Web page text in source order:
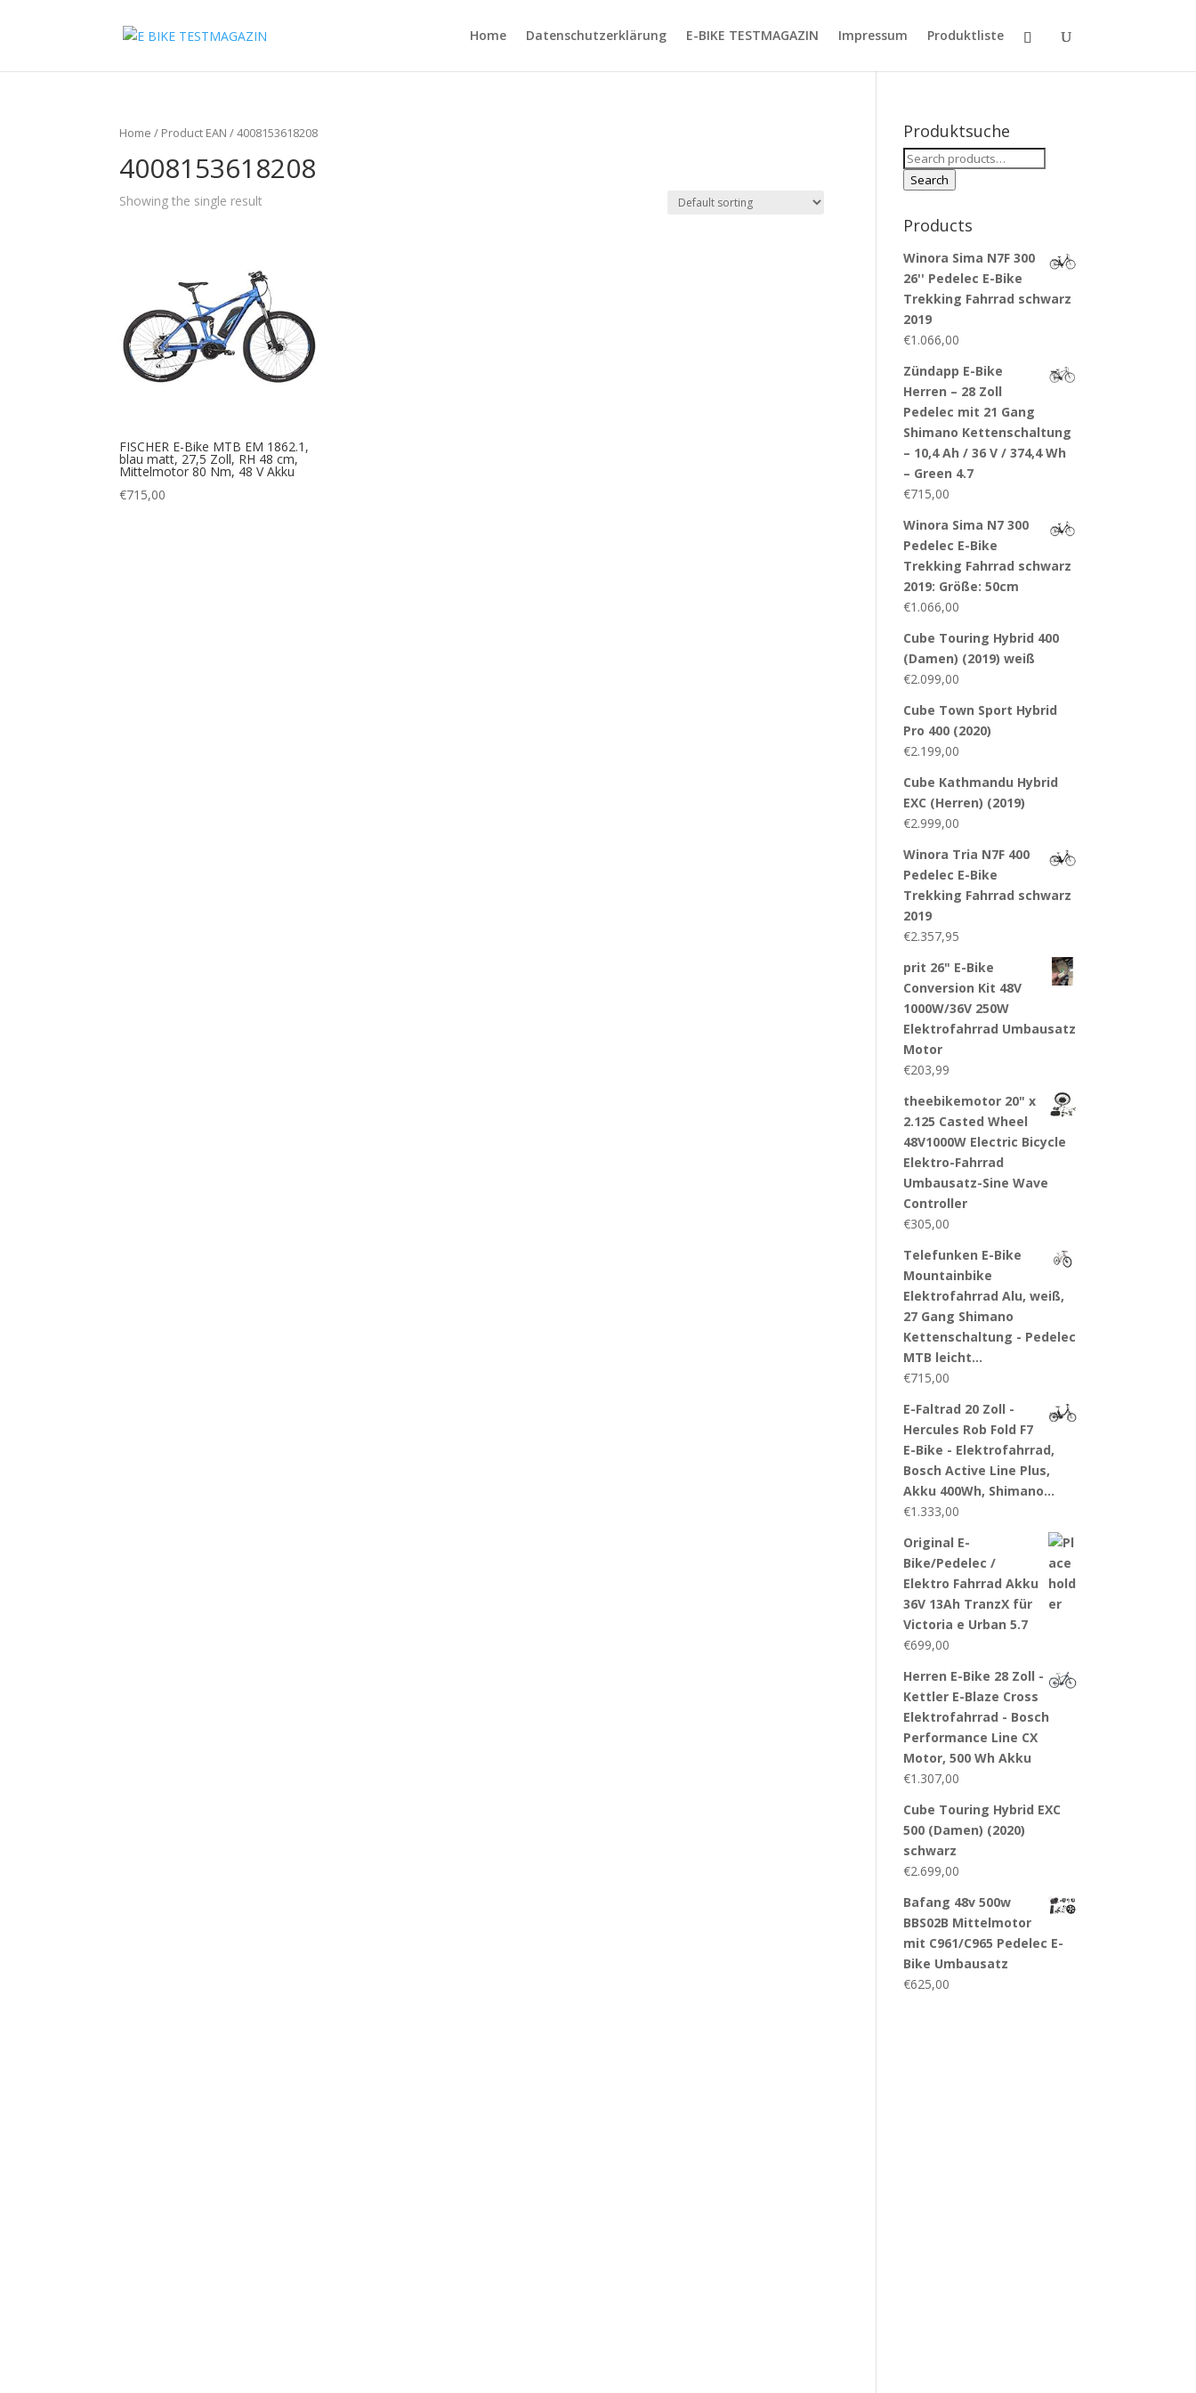
Home Datenschutzerklärung E-BIKE TESTMAGAZIN Impressum Produktliste
Home / Product EAN / 4008153618208
4008153618208
Showing the single result
FISCHER E-Bike MTB EM 1862.1,
blau matt, 27,5 Zoll, RH 48 cm,
Mittelmotor 80 Nm, 48 V Akku
€715,00
Produktsuche
Search
for:
Search
Products
Winora Sima N7F 300
26'' Pedelec E-Bike
Trekking Fahrrad schwarz
2019
€1.066,00
Zündapp E-Bike
Herren – 28 Zoll
Pedelec mit 21 Gang
Shimano Kettenschaltung
– 10,4 Ah / 36 V / 374,4 Wh
– Green 4.7
€715,00
Winora Sima N7 300
Pedelec E-Bike
Trekking Fahrrad schwarz
2019: Größe: 50cm
€1.066,00
Cube Touring Hybrid 400
(Damen) (2019) weiß
€2.099,00
Cube Town Sport Hybrid
Pro 400 (2020)
€2.199,00
Cube Kathmandu Hybrid
EXC (Herren) (2019)
€2.999,00
Winora Tria N7F 400
Pedelec E-Bike
Trekking Fahrrad schwarz
2019
€2.357,95
prit 26" E-Bike
Conversion Kit 48V
1000W/36V 250W
Elektrofahrrad Umbausatz
Motor
€203,99
theebikemotor 20" x
2.125 Casted Wheel
48V1000W Electric Bicycle
Elektro-Fahrrad
Umbausatz-Sine Wave
Controller
€305,00
Telefunken E-Bike
Mountainbike
Elektrofahrrad Alu, weiß,
27 Gang Shimano
Kettenschaltung - Pedelec
MTB leicht…
€715,00
E-Faltrad 20 Zoll -
Hercules Rob Fold F7
E-Bike - Elektrofahrrad,
Bosch Active Line Plus,
Akku 400Wh, Shimano…
€1.333,00
Original E-
Bike/Pedelec /
Elektro Fahrrad Akku
36V 13Ah TranzX für
Victoria e Urban 5.7
€699,00
Herren E-Bike 28 Zoll -
Kettler E-Blaze Cross
Elektrofahrrad - Bosch
Performance Line CX
Motor, 500 Wh Akku
€1.307,00
Cube Touring Hybrid EXC
500 (Damen) (2020)
schwarz
€2.699,00
Bafang 48v 500w
BBS02B Mittelmotor
mit C961/C965 Pedelec E-
Bike Umbausatz
€625,00